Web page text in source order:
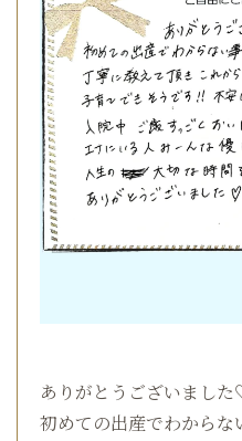
ありがとうございまし
初めての出産でわからな